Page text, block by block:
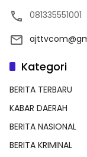
081335551001
Kategori
BERITA TERBARU
KABAR DAERAH
BERITA NASIONAL
BERITA KRIMINAL